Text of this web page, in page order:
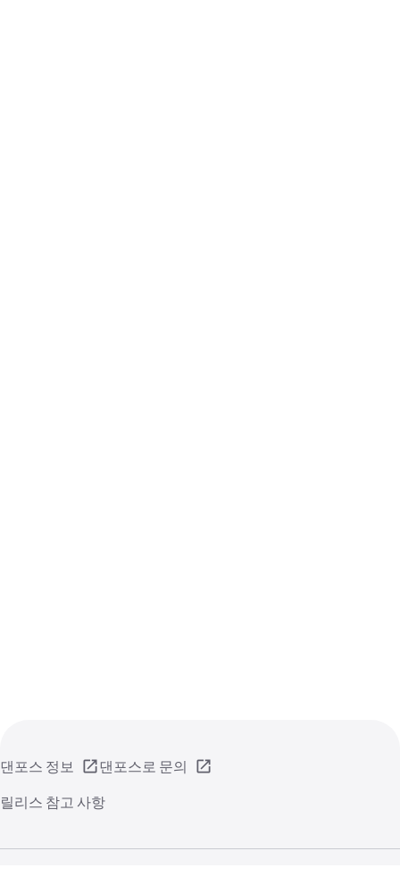
댄포스 정보
댄포스로 문의
릴리스 참고 사항